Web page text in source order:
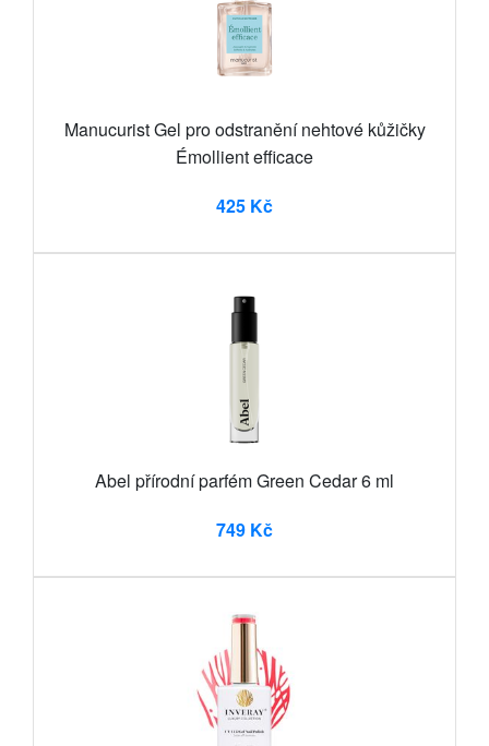
Manucurist Gel pro odstranění nehtové kůžičky
Émollient efficace
425 Kč
Abel přírodní parfém Green Cedar 6 ml
749 Kč